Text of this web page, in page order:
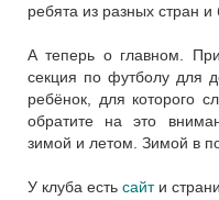
ребята из разных стран и
А теперь о главном.
секция по футболу для
ребёнок, для которого
обратите на это
зимой и летом. Зимой в
У клуба есть сайти